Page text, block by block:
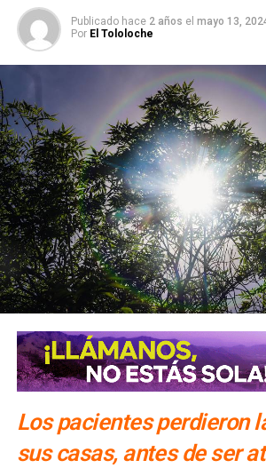
Publicado hace 2 años el mayo 13,
Por El Tololoche
Los pacientes perdieron
sus casas, antes de ser